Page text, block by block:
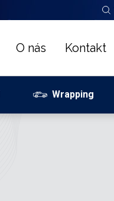
O nás Kontakt
Wrapping